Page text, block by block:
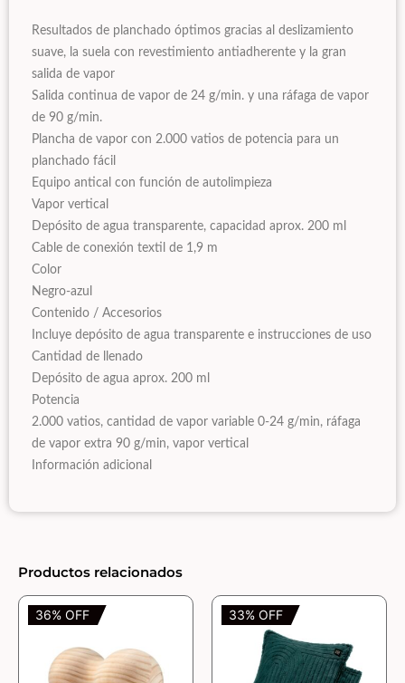
Resultados de planchado óptimos gracias al deslizamiento
suave, la suela con revestimiento antiadherente y la gran
salida de vapor
Salida continua de vapor de 24 g/min. y una ráfaga de vapor
de 90 g/min.
Plancha de vapor con 2.000 vatios de potencia para un
planchado fácil
Equipo antical con función de autolimpieza
Vapor vertical
Depósito de agua transparente, capacidad aprox. 200 ml
Cable de conexión textil de 1,9 m
Color
Negro-azul
Contenido / Accesorios
Incluye depósito de agua transparente e instrucciones de uso
Cantidad de llenado
Depósito de agua aprox. 200 ml
Potencia
2.000 vatios, cantidad de vapor variable 0-24 g/min, ráfaga
de vapor extra 90 g/min, vapor vertical
Información adicional
Productos relacionados
36% OFF 33% OFF